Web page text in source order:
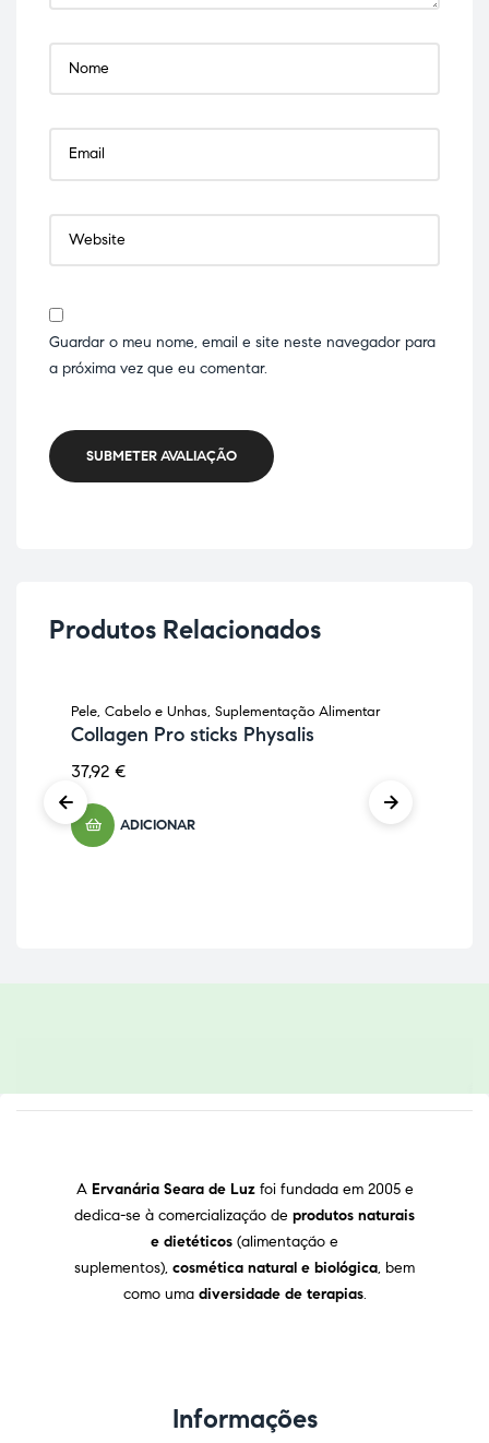
Guardar o meu nome, email e site neste navegador para
a próxima vez que eu comentar.
SUBMETER AVALIAÇÃO
Produtos Relacionados
Pele, Cabelo e Unhas, Suplementação Alimentar
Collagen Pro sticks Physalis
37,92 €
ADICIONAR
A Ervanária Seara de Luz foi fundada em 2005 e
dedica-se à comercialização de produtos naturais
e dietéticos (alimentação e
suplementos), cosmética natural e biológica, bem
como uma diversidade de terapias.
Informações